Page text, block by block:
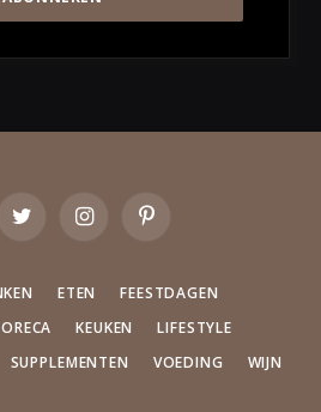
Twitter InstagramPinterest
ETEN
FEESTDAGEN
KEUKEN
LIFESTYLE
SUPPLEMENTEN VOEDING WIJN